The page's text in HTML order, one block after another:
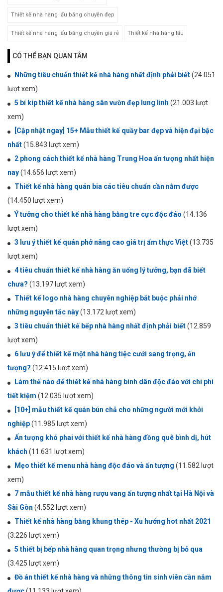
Thiết kế nhà hàng lẩu băng chuyền đẹp
Thiết kế nhà hàng lẩu băng chuyền giá rẻ Thiết kế nhà hàng lẩu
CÓ THỂ BẠN QUAN TÂM
Những tiêu chuẩn thiết kế nhà hàng nhất định phải biết(24.051
lượt xem)
5 bí kíp thiết kế nhà hàng sân vườn đẹp lung linh (21.003 lượt
xem)
[Cập nhật ngay] 15+ Mẫu thiết kế quầy bar đẹp và hiện đại bậc
nhất(15.843 lượt xem)
2 phong cách thiết kế nhà hàng Trung Hoa ấn tượng nhất hiện
nay(14.656 lượt xem)
Thiết kế nhà hàng quán bia các tiêu chuẩn cần nắm được
(14.450 lượt xem)
Ý tưởng cho thiết kế nhà hàng bằng tre cực độc đáo (14.136
lượt xem)
3 lưu ý thiết kế quán phở nâng cao giá trị ẩm thực Việt(13.735
lượt xem)
4 tiêu chuẩn thiết kế nhà hàng ăn uống lý tưởng, bạn đã biết
chưa? (13.197 lượt xem)
Thiết kế logo nhà hàng chuyên nghiệp bắt buộc phải nhớ
những nguyên tắc này(13.172 lượt xem)
3 tiêu chuẩn thiết kế bếp nhà hàng nhất định phải biết(12.859
lượt xem)
6 lưu ý để thiết kế một nhà hàng tiệc cưới sang trọng, ấn
tượng? (12.415 lượt xem)
Làm thế nào để thiết kế nhà hàng bình dân độc đáo với chi phí
tiết kiệm (12.035 lượt xem)
[10+] mẫu thiết kế quán bún chả cho những người mới khởi
nghiệp(11.985 lượt xem)
Ấn tượng khó phai với thiết kế nhà hàng đồng quê bình dị, hút
khách (11.631 lượt xem)
Mẹo thiết kế menu nhà hàng độc đáo và ấn tượng (11.582 lượt
xem)
7 mẫu thiết kế nhà hàng rượu vang ấn tượng nhất tại Hà Nội và
Sài Gòn (4.552 lượt xem)
Thiết kế nhà hàng bằng khung thép - Xu hướng hot nhất 2021
(3.226 lượt xem)
5 thiết bị bếp nhà hàng quan trọng nhưng thường bị bỏ qua
(3.425 lượt xem)
Đồ án thiết kế nhà hàng và những thông tin sinh viên cần nắm